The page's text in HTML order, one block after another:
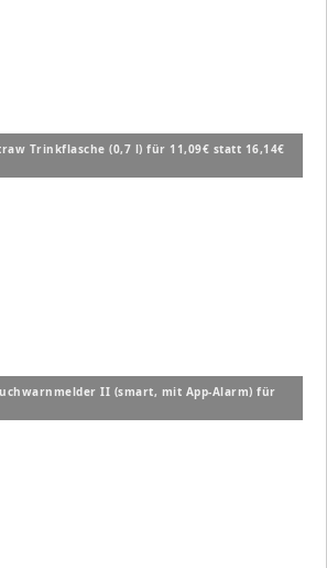
Trinkflasche (0,7 l) für 11,09€ statt 16,14€
II (smart, mit App-Alarm) für